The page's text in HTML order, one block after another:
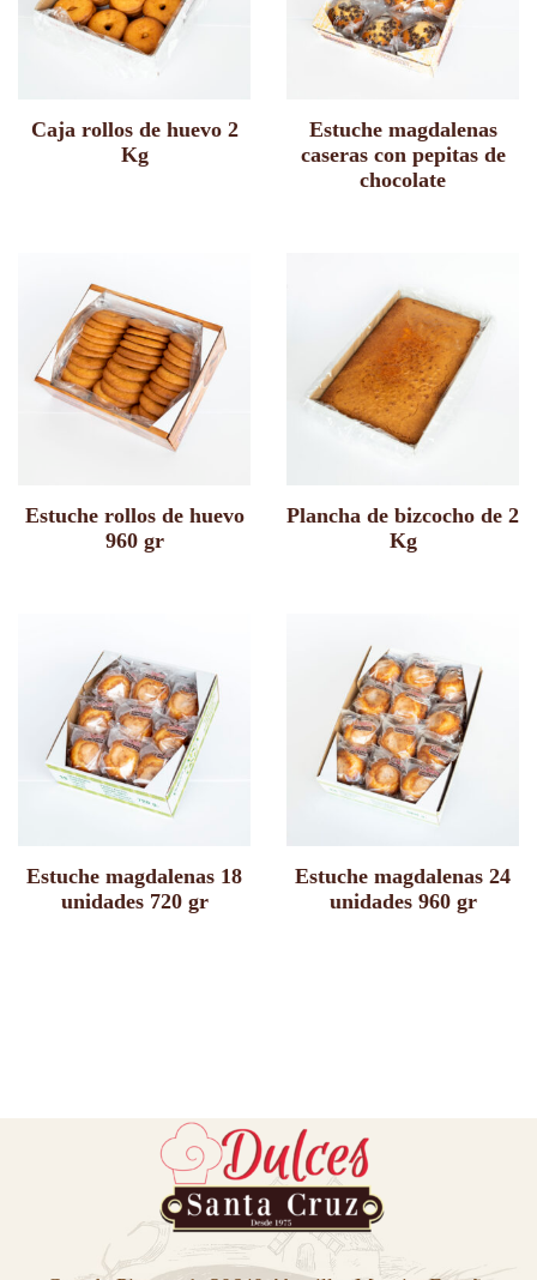
Caja rollos de huevo 2
Kg
Estuche magdalenas
caseras con pepitas de
chocolate
Estuche rollos de huevo
960 gr
Plancha de bizcocho de 2
Kg
Estuche magdalenas 18
unidades 720 gr
Estuche magdalenas 24
unidades 960 gr